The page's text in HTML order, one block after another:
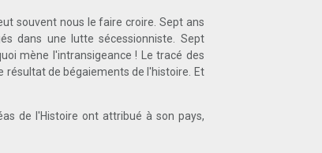
souvent nous le faire croire. Sept ans
dans une lutte sécessionniste. Sept
mène l'intransigeance ! Le tracé des
résultat de bégaiements de l'histoire. Et
de l'Histoire ont attribué à son pays,